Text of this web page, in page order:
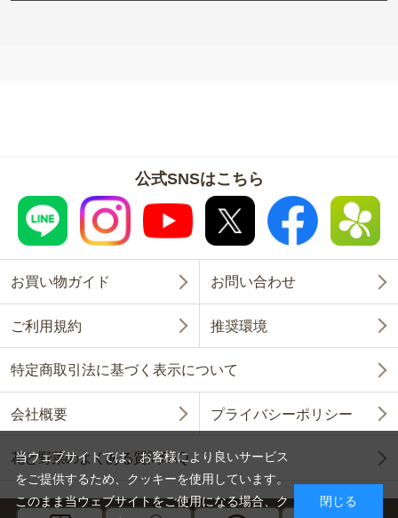
公式SNSはこちら
お買い物ガイド お問い合わせ
ご利用規約 推奨環境
特定商取引法に基づく表示について
会社概要 プライバシーポリシー
花と野菜のよくある質問FAQ
当ウェブサイトでは、お客様により良いサービス
をご提供するため、クッキーを使用しています。
このまま当ウェブサイトをご使用になる場合、ク
閉じる